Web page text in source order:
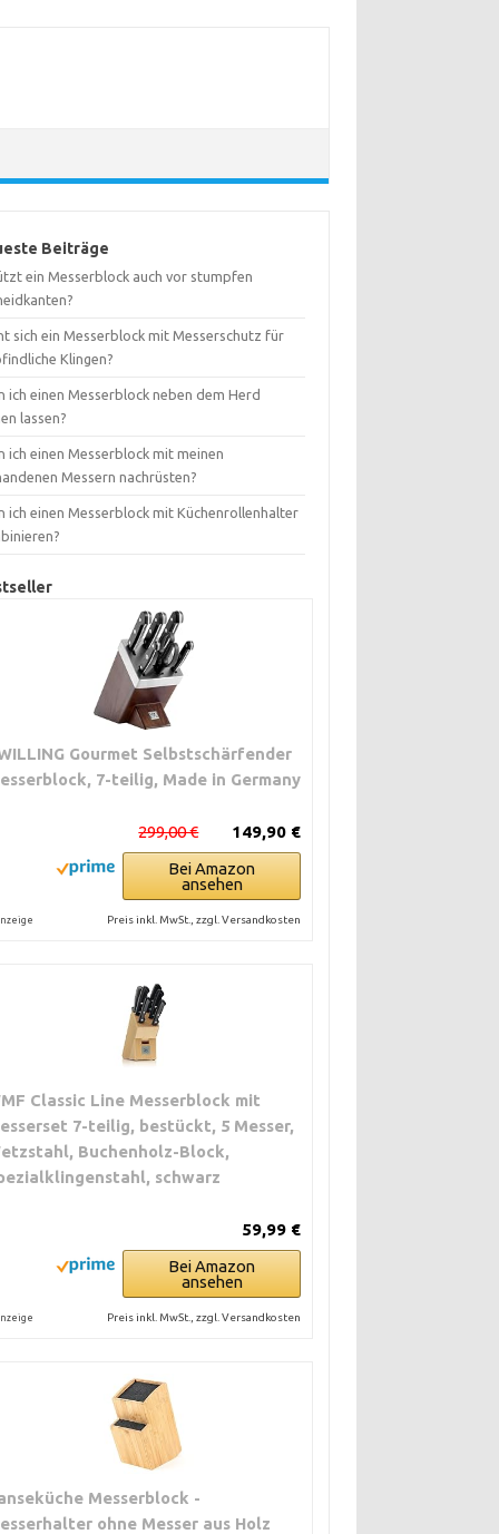
Beiträge
ein Messerblock auch vor stumpfen
sich ein Messerblock mit Messerschutz für
Klingen?
ich einen Messerblock neben dem Herd
lassen?
ich einen Messerblock mit meinen
Messern nachrüsten?
ich einen Messerblock mit Küchenrollenhalter
Gourmet Selbstschärfender
7-teilig, Made in Germany
149,90 €
299,00 €
Bei Amazon
ansehen
Preis inkl. MwSt., zzgl. Versandkosten
Classic Line Messerblock mit
7-teilig, bestückt, 5 Messer,
Buchenholz-Block,
schwarz
59,99 €
Bei Amazon
ansehen
Preis inkl. MwSt., zzgl. Versandkosten
Messerblock -
ohne Messer aus Holz